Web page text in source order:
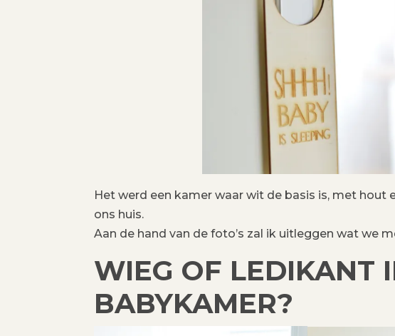
Het werd een kamer waar wit de basis is, met hout
ons huis.
Aan de hand van de foto’s zal ik uitleggen wat we
WIEG OF LEDIKANT
BABYKAMER?